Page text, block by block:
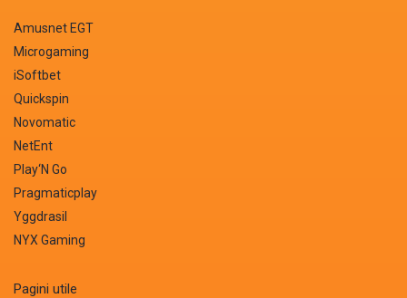
Amusnet EGT
Microgaming
iSoftbet
Quickspin
Novomatic
NetEnt
Play‘N Go
Pragmaticplay
Yggdrasil
NYX Gaming
Pagini utile